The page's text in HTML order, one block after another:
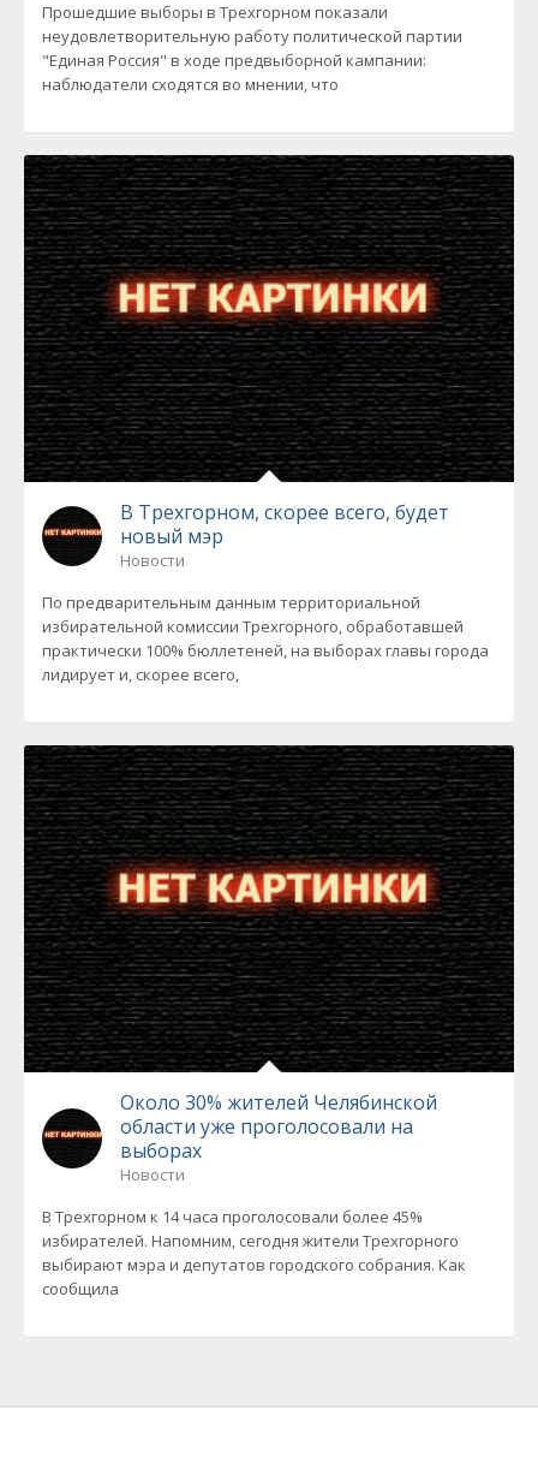
Прошедшие выборы в Трехгорном показали
неудовлетворительную работу политической партии
"Единая Россия" в ходе предвыборной кампании:
наблюдатели сходятся во мнении, что
В Трехгорном, скорее всего, будет
новый мэр
Новости
По предварительным данным территориальной
избирательной комиссии Трехгорного, обработавшей
практически 100% бюллетеней, на выборах главы города
лидирует и, скорее всего,
Около 30% жителей Челябинской
области уже проголосовали на
выборах
Новости
В Трехгорном к 14 часа проголосовали более 45%
избирателей. Напомним, сегодня жители Трехгорного
выбирают мэра и депутатов городского собрания. Как
сообщила